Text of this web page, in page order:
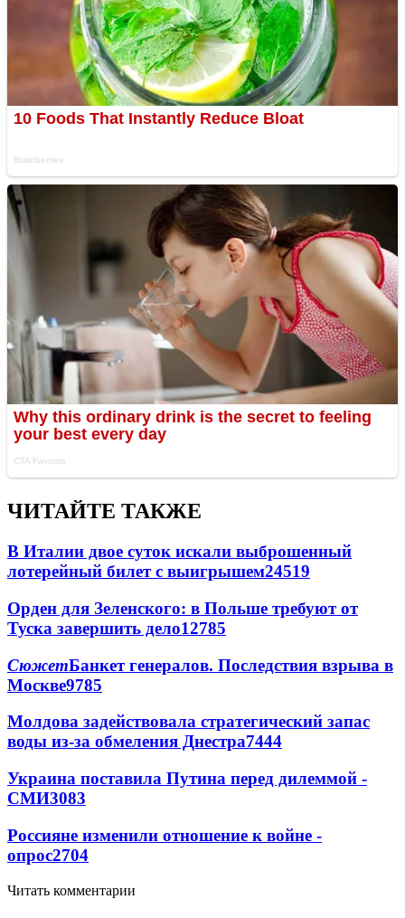
ЧИТАЙТЕ ТАКЖЕ
В Италии двое суток искали выброшенный
лотерейный билет с выигрышем24519
Орден для Зеленского: в Польше требуют от
Туска завершить дело12785
СюжетБанкет генералов. Последствия взрыва в
Москве9785
Молдова задействовала стратегический запас
воды из-за обмеления Днестра7444
Украина поставила Путина перед дилеммой -
СМИ3083
Россияне изменили отношение к войне -
опрос2704
Читать комментарии